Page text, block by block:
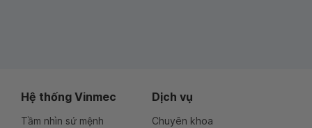
Hệ thống Vinmec
Tầm nhìn sứ mệnh
Dịch vụ
Chuyên khoa